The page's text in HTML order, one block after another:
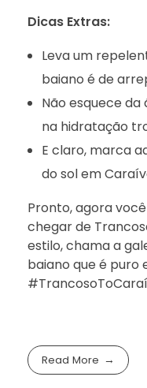
Dicas Extras:
Leva um
baiano é de
Não esquece
na hidratação
E claro, marca
do sol em
Pronto, agora
chegar de
estilo, chama a
baiano que é puro
Read More